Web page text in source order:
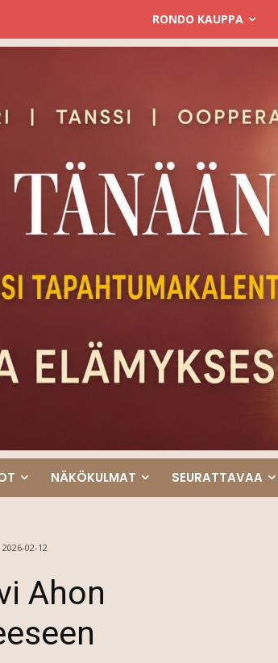
RONDO KAUPPA
NÄKÖKULMAT SEURATTAVAA
2026-02-12
Ahon